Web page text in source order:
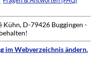
D-79426 Buggingen -
im Webverzeichnis ändern.